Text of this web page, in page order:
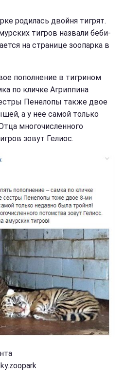
родилась двойня тигрят.
тигров назвали беби-
на странице зоопарка в
пополнение в тигрином
по кличке Агриппина
Пенелопы также двое
а у нее самой только
многочисленного
зовут Гелиос.